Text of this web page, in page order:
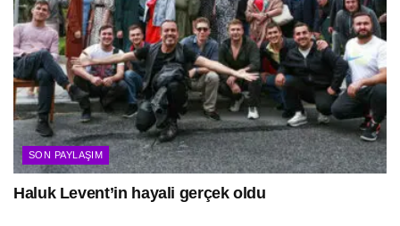
SON PAYLAŞIM
Haluk Levent’in hayali gerçek oldu